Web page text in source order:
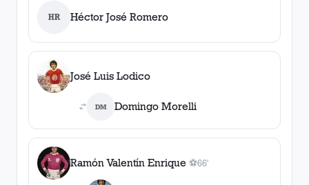
HR Héctor José Romero
José Luis Lodico
DM Domingo Morelli
Ramón Valentín Enrique ⚽
1gol
66'